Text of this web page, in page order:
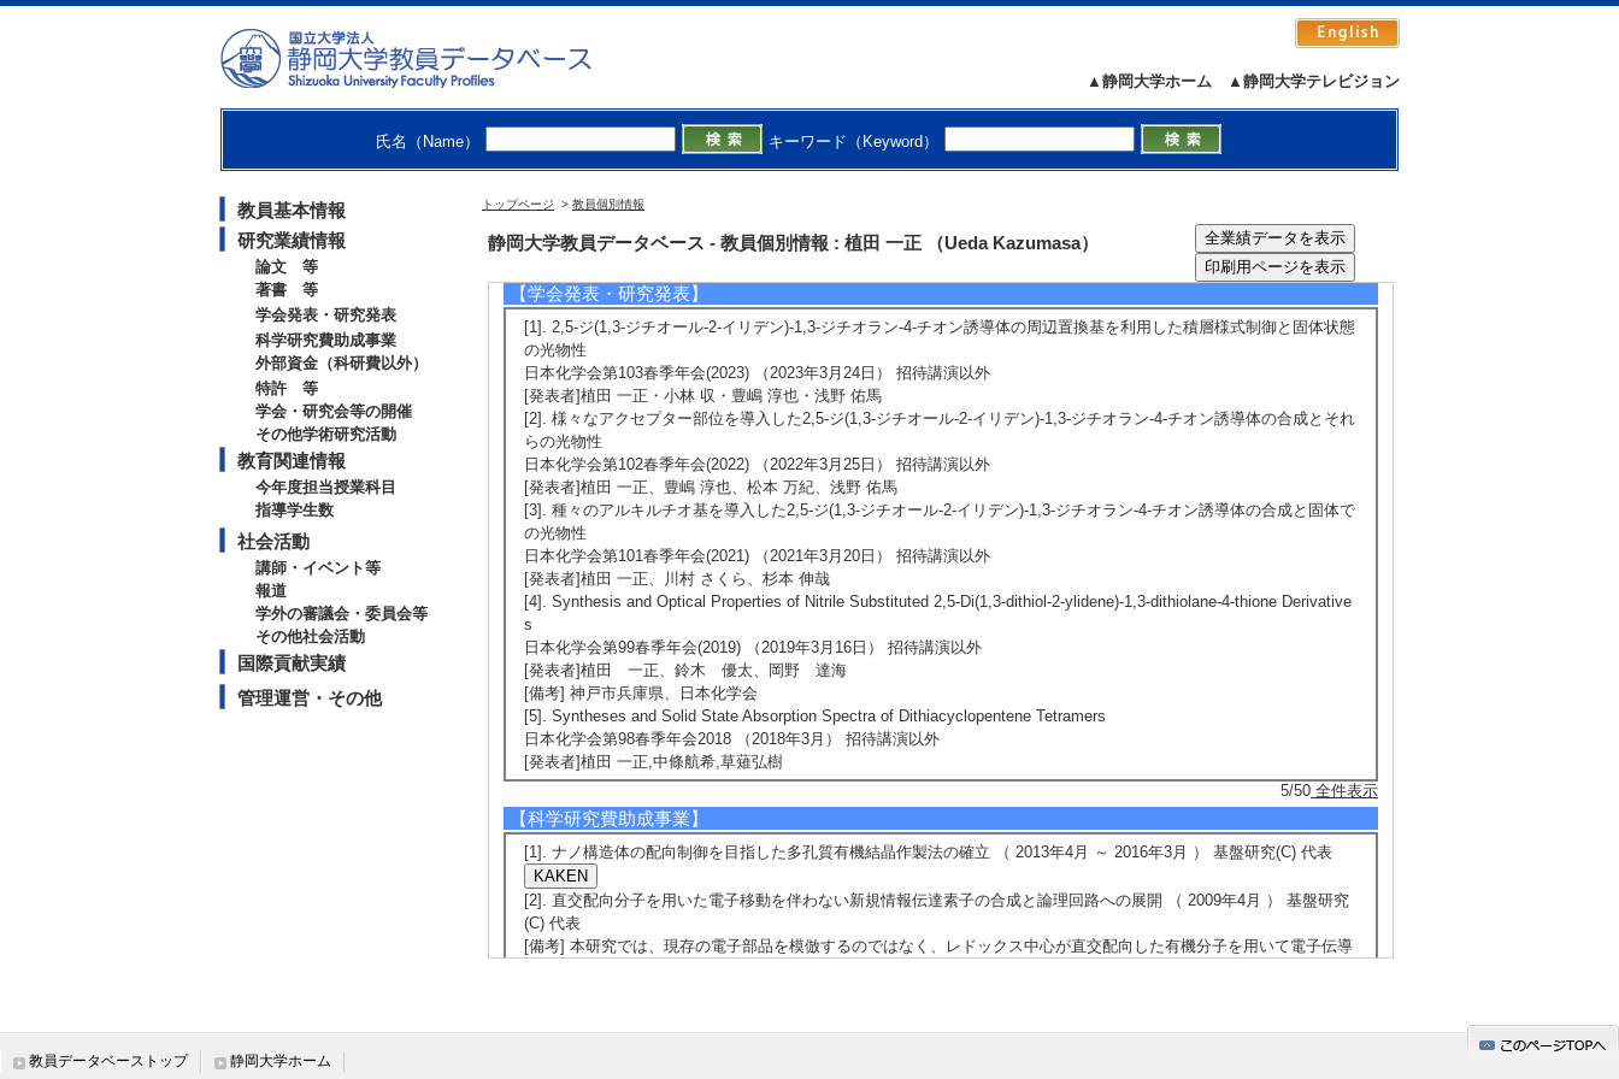
▲静岡大学テレビジョン
▲静岡大学ホーム
氏名（Name） キーワード（Keyword）
教員基本情報
研究業績情報
論文 等
著書 等
学会発表・研究発表
科学研究費助成事業
外部資金（科研費以外）
特許 等
学会・研究会等の開催
その他学術研究活動
教育関連情報
今年度担当授業科目
指導学生数
社会活動
講師・イベント等
報道
学外の審議会・委員会等
その他社会活動
国際貢献実績
管理運営・その他
トップページ > 教員個別情報
静岡大学教員データベース - 教員個別情報 : 植田 一正 （Ueda Kazumasa）
[著者]生駒 修治、植田 一正、梅本 宏信、野口 良史、平川 和貴、宮林 恵子、山田 眞吉 [担当頁] 51 - 70
学術図書出版社 （2018年）
[著者]植田 一正
[5]. 演習・基礎から学ぶ 大学の化学
培風館 （2018年）
[単著・共著・編著等の別] 共著
[著者]植田 一正
5/15全件表示
【学会発表・研究発表】
[1]. 2,5-ジ(1,3-ジチオール-2-イリデン)-1,3-ジチオラン-4-チオン誘導体の周辺置換基を利用した積層様式制御と固体状態
の光物性
日本化学会第103春季年会(2023) （2023年3月24日） 招待講演以外
[発表者]植田 一正・小林 収・豊嶋 淳也・浅野 佑馬
[2]. 様々なアクセプター部位を導入した2,5-ジ(1,3-ジチオール-2-イリデン)-1,3-ジチオラン-4-チオン誘導体の合成とそれ
らの光物性
日本化学会第102春季年会(2022) （2022年3月25日） 招待講演以外
[発表者]植田 一正、豊嶋 淳也、松本 万紀、浅野 佑馬
[3]. 種々のアルキルチオ基を導入した2,5-ジ(1,3-ジチオール-2-イリデン)-1,3-ジチオラン-4-チオン誘導体の合成と固体で
の光物性
日本化学会第101春季年会(2021) （2021年3月20日） 招待講演以外
[発表者]植田 一正、川村 さくら、杉本 伸哉
[4]. Synthesis and Optical Properties of Nitrile Substituted 2,5-Di(1,3-dithiol-2-ylidene)-1,3-dithiolane-4-thione Derivative
s
日本化学会第99春季年会(2019) （2019年3月16日） 招待講演以外
[発表者]植田 一正、鈴木 優太、岡野 達海
[備考] 神戸市兵庫県、日本化学会
[5]. Syntheses and Solid State Absorption Spectra of Dithiacyclopentene Tetramers
日本化学会第98春季年会2018 （2018年3月） 招待講演以外
[発表者]植田 一正,中條航希,草薙弘樹
5/50 全件表示
【科学研究費助成事業】
[1]. ナノ構造体の配向制御を目指した多孔質有機結晶作製法の確立 （ 2013年4月 ～ 2016年3月 ） 基盤研究(C) 代表
[2]. 直交配向分子を用いた電子移動を伴わない新規情報伝達素子の合成と論理回路への展開 （ 2009年4月 ） 基盤研究
(C) 代表
[備考] 本研究では、現存の電子部品を模倣するのではなく、レドックス中心が直交配向した有機分子を用いて電子伝導
教員データベーストップ 静岡大学ホーム